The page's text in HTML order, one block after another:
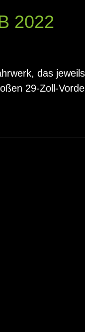
2022
das
29-Zoll-